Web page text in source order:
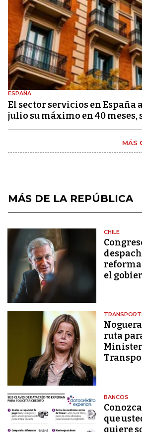
ESPAÑA
El sector servicios en España
julio su máximo en 40 meses,
MÁS
MÁS DE LA REPÚBLICA
CHILE
el
ruta
BANCOS
que
quiere